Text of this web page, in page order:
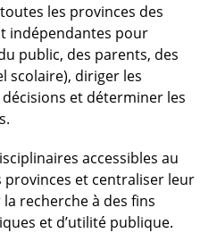
les provinces des
indépendantes pour
public, des parents, des
scolaire), diriger les
et déterminer les
accessibles au
provinces et centraliser leur
recherche à des fins
et d’utilité publique.